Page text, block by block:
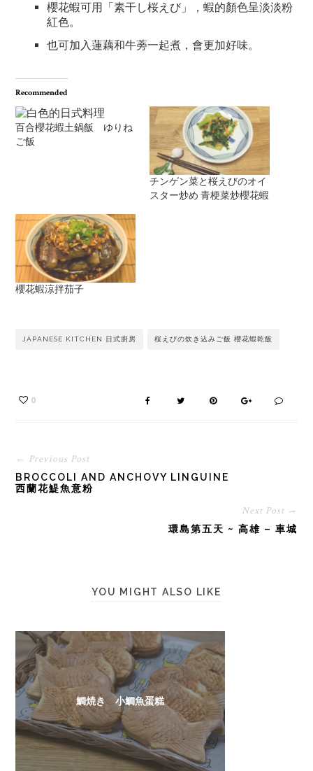
櫻花蝦可用「素干し桜えび」，蝦的顏色呈淡淡粉
紅色。
也可加入蓮藕和牛蒡一起煮，會更加好味。
Recommended
百合櫻花蝦土鍋飯 ゆりね
ご飯
チンゲン菜と桜えびのオイ
スター炒め 青梗菜炒櫻花蝦
櫻花蝦涼拌茄子
JAPANESE KITCHEN 日式廚房 桜えびの炊き込みご飯 櫻花蝦乾飯
0
← Previous Post
BROCCOLI AND ANCHOVY LINGUINE
西蘭花鯷魚意粉
Next Post →
環島第五天 ~ 高雄 – 車城
YOU MIGHT ALSO LIKE
鯛焼き 小鯛魚蛋糕